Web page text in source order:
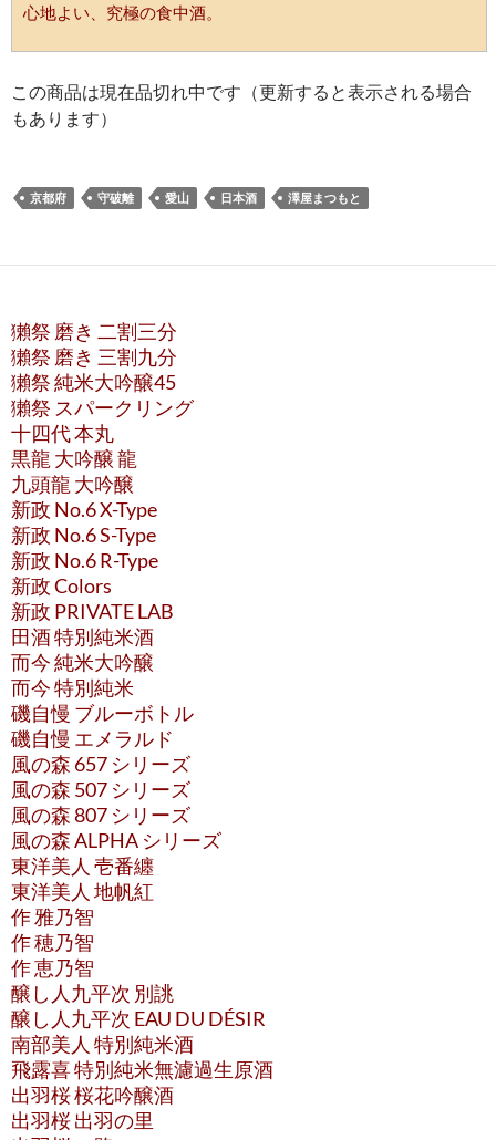
心地よい、究極の食中酒。
この商品は現在品切れ中です（更新すると表示される場合
もあります）
京都府 守破離 愛山 日本酒 澤屋まつもと
獺祭 磨き 二割三分
獺祭 磨き 三割九分
獺祭 純米大吟醸45
獺祭 スパークリング
十四代 本丸
黒龍 大吟醸 龍
九頭龍 大吟醸
新政 No.6 X-Type
新政 No.6 S-Type
新政 No.6 R-Type
新政 Colors
新政 PRIVATE LAB
田酒 特別純米酒
而今 純米大吟醸
而今 特別純米
磯自慢 ブルーボトル
磯自慢 エメラルド
風の森 657 シリーズ
風の森 507 シリーズ
風の森 807 シリーズ
風の森 ALPHA シリーズ
東洋美人 壱番纏
東洋美人 地帆紅
作 雅乃智
作 穂乃智
作 恵乃智
醸し人九平次 別誂
醸し人九平次 EAU DU DÉSIR
南部美人 特別純米酒
飛露喜 特別純米無濾過生原酒
出羽桜 桜花吟醸酒
出羽桜 出羽の里